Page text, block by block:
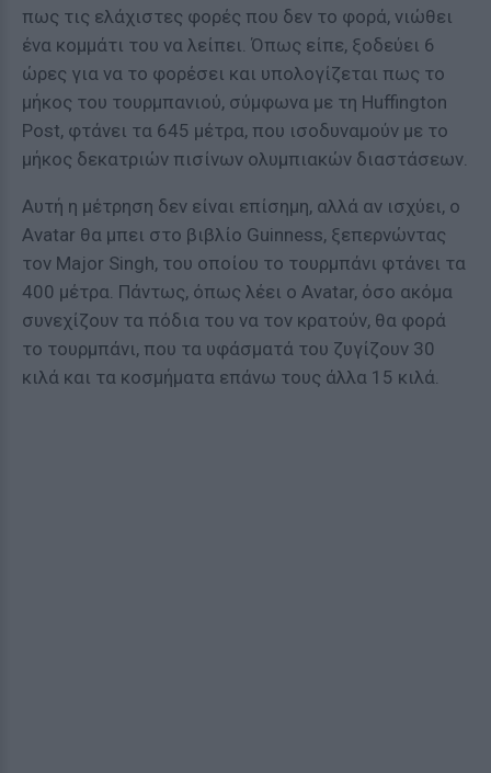
πως τις ελάχιστες φορές που δεν το φορά, νιώθει
ένα κομμάτι του να λείπει. Όπως είπε, ξοδεύει 6
ώρες για να το φορέσει και υπολογίζεται πως το
μήκος του τουρμπανιού, σύμφωνα με τη Huffington
Post, φτάνει τα 645 μέτρα, που ισοδυναμούν με το
μήκος δεκατριών πισίνων ολυμπιακών διαστάσεων.
Αυτή η μέτρηση δεν είναι επίσημη, αλλά αν ισχύει, ο
Avatar θα μπει στο βιβλίο Guinness, ξεπερνώντας
τον Major Singh, του οποίου το τουρμπάνι φτάνει τα
400 μέτρα. Πάντως, όπως λέει ο Avatar, όσο ακόμα
συνεχίζουν τα πόδια του να τον κρατούν, θα φορά
το τουρμπάνι, που τα υφάσματά του ζυγίζουν 30
κιλά και τα κοσμήματα επάνω τους άλλα 15 κιλά.